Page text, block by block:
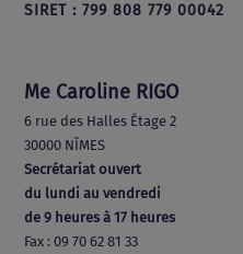
SIRET : 799 808 779 00042
Me Caroline RIGO
6 rue des Halles Étage 2
30000 NÎMES
Secrétariat ouvert
du lundi au vendredi
de 9 heures à 17 heures
Fax : 09 70 62 81 33